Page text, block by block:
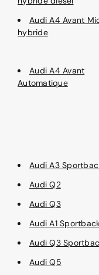
Audi A4 Avant
hybride
Audi A4 Avant
Automatique
Audi A3
Audi Q2
Audi Q3
Audi A1
Audi Q3
Audi Q5